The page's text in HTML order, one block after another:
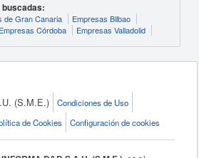
de Gran Canaria
Empresas Bilbao
Empresas Córdoba Empresas Valladolid
(S.M.E.)
Condiciones de Uso
de Cookies Configuración de cookies